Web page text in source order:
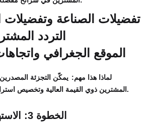
تفضيلات الصناعة وتفضيلات
التردد
الموقع الجغرافي
لماذا هذا مهم: يمكّن التجزئة
المشترين ذوي القيمة العالية وتخصيص استراتيجياتهم وفقًا لذلك.
الخطوة 3: الاستهداف التنبئي